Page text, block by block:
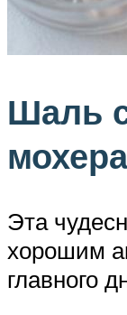
Шаль
Эта
хорошим
главного